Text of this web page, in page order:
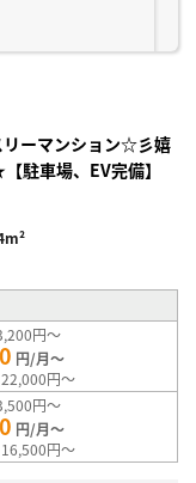
リーマンション☆彡嬉
駐車場、EV完備】
円～
円/月～
円～
円～
円/月～
円～